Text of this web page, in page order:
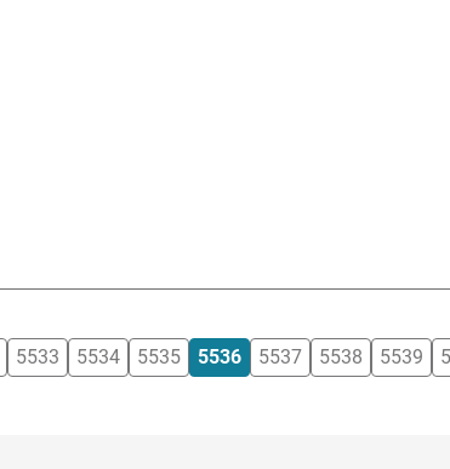
5533 5534 5535 5536 5537 5538 5539